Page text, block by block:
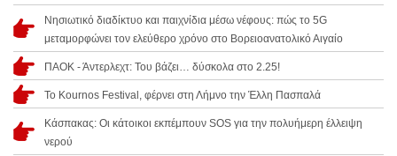
Νησιωτικό διαδίκτυο και παιχνίδια μέσω νέφους: πώς το 5G
μεταμορφώνει τον ελεύθερο χρόνο στο Βορειοανατολικό Αιγαίο
ΠΑΟΚ - Άντερλεχτ: Του βάζει… δύσκολα στο 2.25!
Το Kournos Festival, φέρνει στη Λήμνο την Έλλη Πασπαλά
Κάσπακας: Οι κάτοικοι εκπέμπουν SOS για την πολυήμερη έλλειψη
νερού